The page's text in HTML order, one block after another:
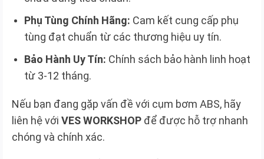
Phụ Tùng Chính Hãng: Cam kết cung cấp phụ
tùng đạt chuẩn từ các thương hiệu uy tín.
Bảo Hành Uy Tín: Chính sách bảo hành linh hoạt
từ 3-12 tháng.
Nếu bạn đang gặp vấn đề với cụm bơm ABS, hãy
liên hệ với VES WORKSHOP để được hỗ trợ nhanh
chóng và chính xác.